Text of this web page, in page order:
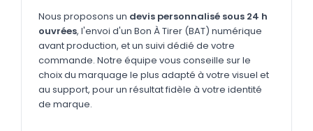
Nous proposons un devis personnalisé sous 24 h
ouvrées, l'envoi d'un Bon À Tirer (BAT) numérique
avant production, et un suivi dédié de votre
commande. Notre équipe vous conseille sur le
choix du marquage le plus adapté à votre visuel et
au support, pour un résultat fidèle à votre identité
de marque.